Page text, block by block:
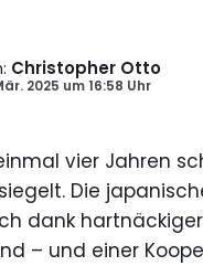
: Christopher Otto
2025 um16:58 Uhr
vier Jahren
Die
dank
– und einer